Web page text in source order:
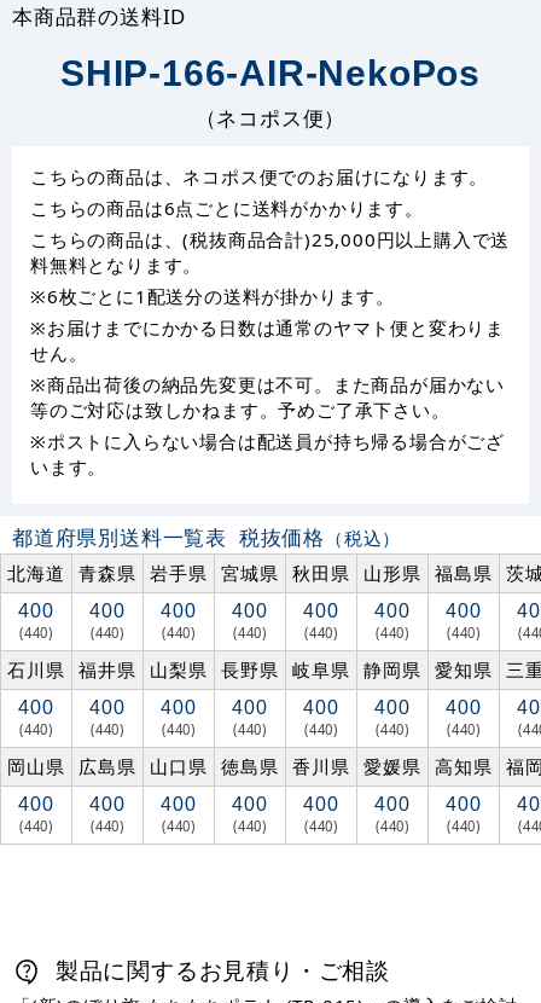
本商品群の送料ID
SHIP-166-AIR-NekoPos
（ネコポス便）
こちらの商品は、ネコポス便でのお届けになります。
こちらの商品は6点ごとに送料がかかります。
こちらの商品は、(税抜商品合計)25,000円以上購入で送
料無料となります。
※6枚ごとに1配送分の送料が掛かります。
※お届けまでにかかる日数は通常のヤマト便と変わりま
せん。
※商品出荷後の納品先変更は不可。また商品が届かない
等のご対応は致しかねます。予めご了承下さい。
※ポストに入らない場合は配送員が持ち帰る場合がござ
います。
都道府県別送料一覧表 税抜価格 （税込）
北海道
青森県 岩手県 宮城県 秋田県 山形県 福島県 茨
400
(440)
400
(440)
400
(440)
400
(440)
400
(440)
400
(440)
400
(440)
石川県 福井県 山梨県 長野県 岐阜県 静岡県 愛知県 三
400
(440)
400
(440)
400
(440)
400
(440)
400
(440)
400
(440)
400
(440)
岡山県 広島県 山口県 徳島県 香川県 愛媛県 高知県 福
400
(440)
400
(440)
400
(440)
400
(440)
400
(440)
400
(440)
400
(440)
製品に関するお見積り・ご相談